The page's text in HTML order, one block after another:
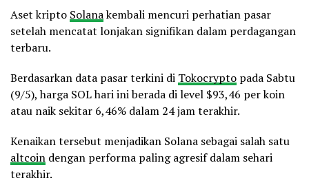
Aset kripto Solanakembali mencuri perhatian pasar
setelah mencatat lonjakan signifikan dalam perdagangan
terbaru.
Berdasarkan data pasar terkini di Tokocrypto pada Sabtu
(9/5), harga SOL hari ini berada di level $93,46 per koin
atau naik sekitar 6,46% dalam 24 jam terakhir.
Kenaikan tersebut menjadikan Solana sebagai salah satu
altcoin dengan performa paling agresif dalam sehari
terakhir.